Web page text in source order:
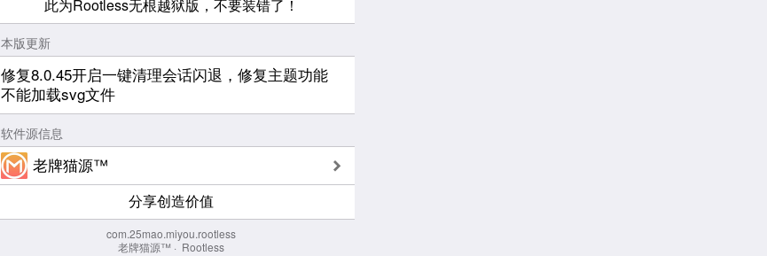
此为Rootless无根越狱版，不要装错了！
本版更新
修复8.0.45开启一键清理会话闪退，修复主题功能
不能加载svg文件
软件源信息
老牌猫源™
分享创造价值
com.25mao.miyou.rootless
老牌猫源™ · Rootless